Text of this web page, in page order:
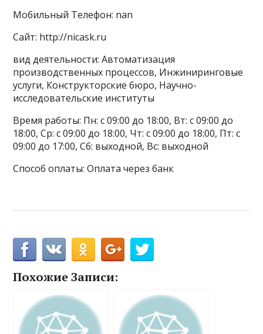
Мобильный Телефон: nan
Сайт: http://nicask.ru
вид деятельности: Автоматизация
производственных процессов, Инжиниринговые
услуги, Конструкторские бюро, Научно-
исследовательские институты
Время работы: Пн: с 09:00 до 18:00, Вт: с 09:00 до
18:00, Ср: с 09:00 до 18:00, Чт: с 09:00 до 18:00, Пт: с
09:00 до 17:00, Сб: выходной, Вс: выходной
Способ оплаты: Оплата через банк
Похожие Записи: